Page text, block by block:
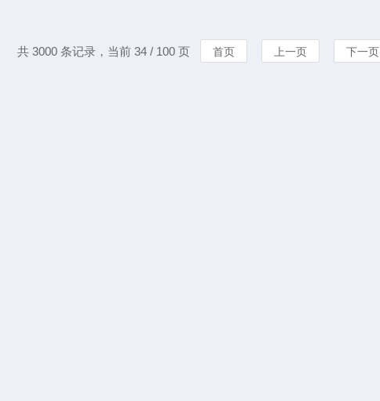
共 3000 条记录，当前 34 / 100 页 首页 上一页 下一页